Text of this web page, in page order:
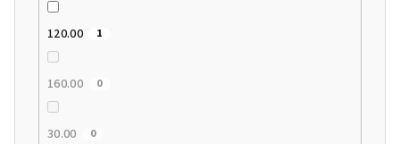
120.00 1
160.00 0
30.00 0